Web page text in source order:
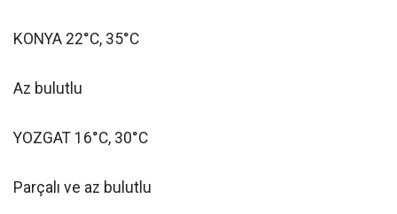
KONYA 22°C, 35°C
Az bulutlu
YOZGAT 16°C, 30°C
Parçalı ve az bulutlu